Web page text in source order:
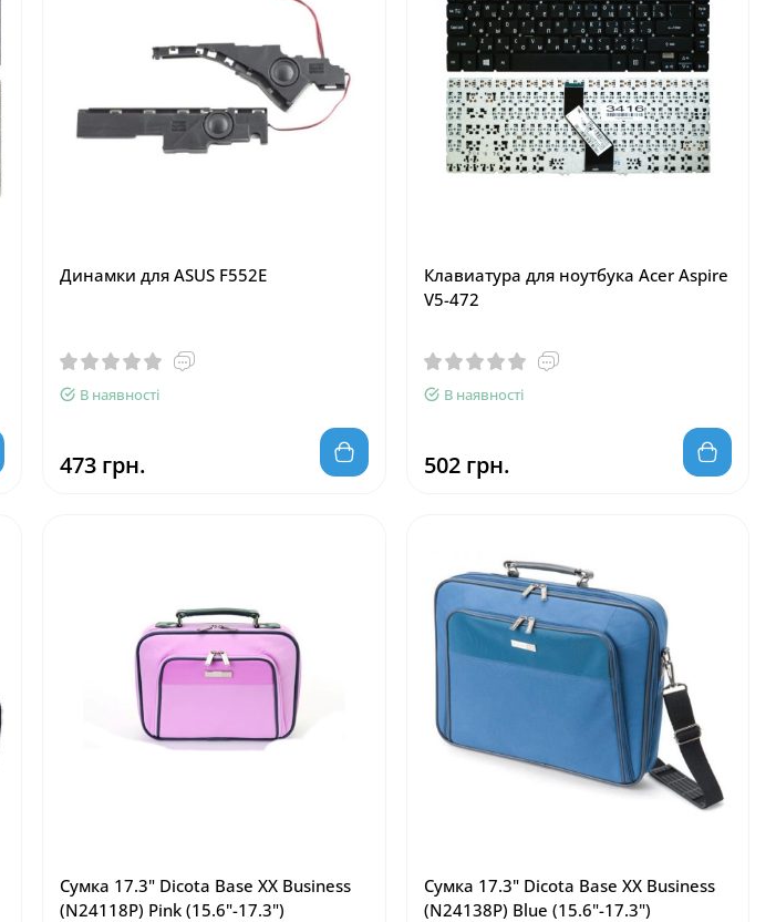
Динамки для ASUS F552E
В наявності
473 грн.
Клавиатура для ноутбука Acer Aspire
V5-472
В наявності
502 грн.
Сумка 17.3" Dicota Base XX Business
(N24118P) Pink (15.6"-17.3")
Сумка 17.3" Dicota Base XX Business
(N24138P) Blue (15.6"-17.3")